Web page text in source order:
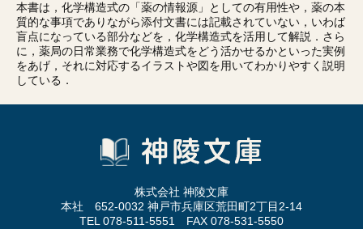
本書は，化学構造式の「薬の情報源」としての有用性や，薬の本
質的な事項でありながら添付文書には記載されていない，いわば
盲点になっている部分などを，化学構造式を活用して解説．さら
に，薬局の日常業務で化学構造式をどう活かせるかといった実例
をあげ，それに対応するイラストや図を用いてわかりやすく説明
している．
株式会社 神陵文庫
本社 652-0032 神戸市兵庫区荒田町2丁目2-14
TEL 078-511-5551 FAX 078-531-5550